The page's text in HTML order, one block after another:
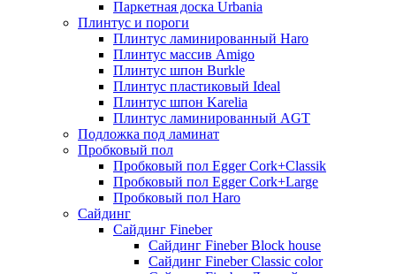
Паркетная доска Urbania
Плинтус и пороги
Плинтус ламинированный Haro
Плинтус массив Amigo
Плинтус шпон Burkle
Плинтус пластиковый Ideal
Плинтус шпон Karelia
Плинтус ламинированный AGT
Подложка под ламинат
Пробковый пол
Пробковый пол Egger Cork+Classik
Пробковый пол Egger Cork+Large
Пробковый пол Haro
Сайдинг
Сайдинг Fineber
Сайдинг Fineber Block house
Сайдинг Fineber Classic color